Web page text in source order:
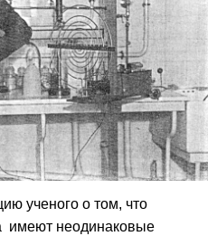
ученого о том, что
имеют неодинаковые